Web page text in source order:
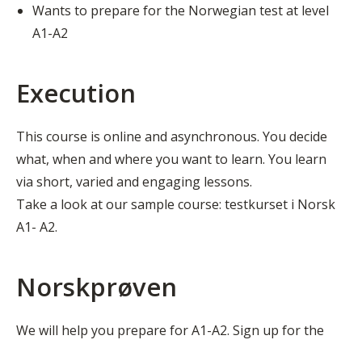
Wants to prepare for the Norwegian test at level
A1-A2
Execution
This course is online and asynchronous. You decide
what, when and where you want to learn. You learn
via short, varied and engaging lessons.
Take a look at our sample course: testkurset i Norsk
A1- A2.
Norskprøven
We will help you prepare for A1-A2. Sign up for the